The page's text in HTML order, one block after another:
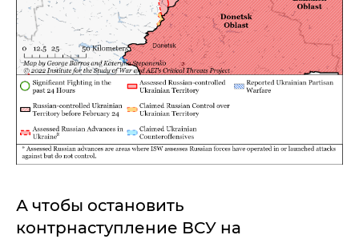
А чтобы остановить
контрнаступление ВСУ на